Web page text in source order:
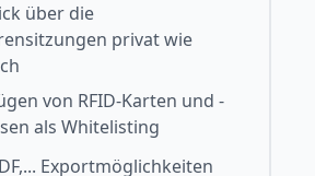
über die
privat wie
von RFID-Karten und -
als Whitelisting
Exportmöglichkeiten